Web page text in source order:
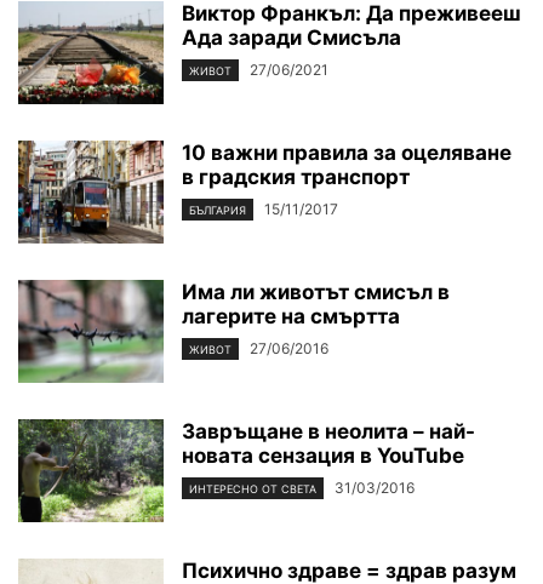
Виктор Франкъл: Да преживееш
Ада заради Смисъла
ЖИВОТ 27/06/2021
10 важни правила за оцеляване
в градския транспорт
БЪЛГАРИЯ 15/11/2017
Има ли животът смисъл в
лагерите на смъртта
ЖИВОТ 27/06/2016
Завръщане в неолита – най-
новата сензация в YouTube
ИНТЕРЕСНО ОТ СВЕТА 31/03/2016
Психично здраве = здрав разум